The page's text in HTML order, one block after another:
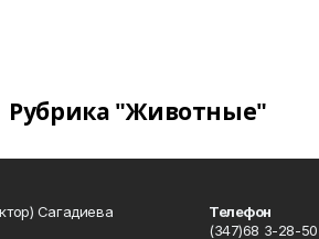
Рубрика "Животные"
Сагадиева
Телефон
(347)68 3-28-50